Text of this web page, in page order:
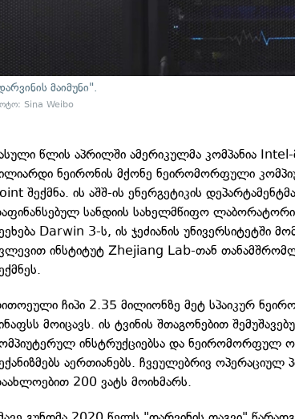
მაიმუნი".
Sina Weibo
წლის აპრილში ამერიკულმა კომპანია
ნეირონის მქონე ნეირომორფული
შექმნა. ის აშშ-ის ენერგეტიკის
სანდიის სახელმწიფო
Darwin 3-ს, ის ჯეძიანის უნივერსიტეტში
ინსტიტუტ Zhejiang Lab-თან
ჩიპი 2.35 მილიონზე მეტ სპაიკურ
მოიცავს. ის ტვინის შთაგონებით
ინსტრუქციებსა და ნეირომორფულ
აერთიანებს. ჩვეულებრივ ოპერაციულ
200 ვატს მოიხმარს.